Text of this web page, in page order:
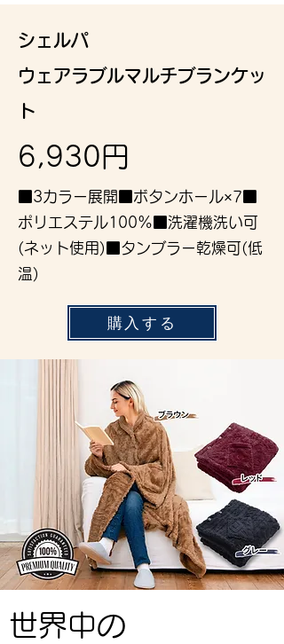
​シェルパ
ウェアラブルマルチブランケッ
ト
6,930円
■3カラー展開■ボタンホール×7■
ポリエステル100%■洗濯機洗い可
(ネット使用)■タンブラー乾燥可(低
温)
購入する
世界中の